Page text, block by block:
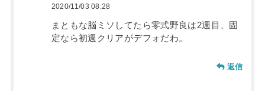
2020/11/03 08:28
まともな脳ミソしてたら零式野良は2週目、固
定なら初週クリアがデフォだわ。
返信